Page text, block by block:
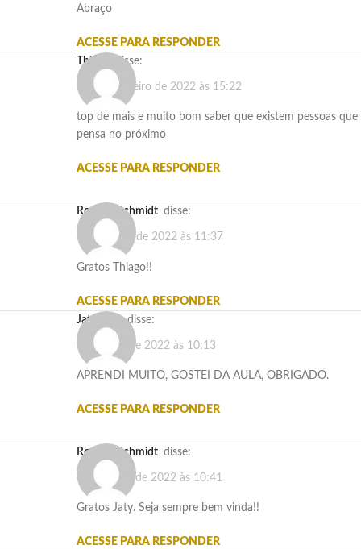
Abraço
ACESSE PARA RESPONDER
thiago
disse:
23 de fevereiro de 2022 às 15:22
top de mais e muito bom saber que existem pessoas que
pensa no próximo
ACESSE PARA RESPONDER
Rogério Schmidt disse:
3 de março de 2022 às 11:37
Gratos Thiago!!
ACESSE PARA RESPONDER
jaty Silva
disse:
7 de maio de 2022 às 10:13
APRENDI MUITO, GOSTEI DA AULA, OBRIGADO.
ACESSE PARA RESPONDER
Rogério Schmidt disse:
10 de maio de 2022 às 10:41
Gratos Jaty. Seja sempre bem vinda!!
ACESSE PARA RESPONDER